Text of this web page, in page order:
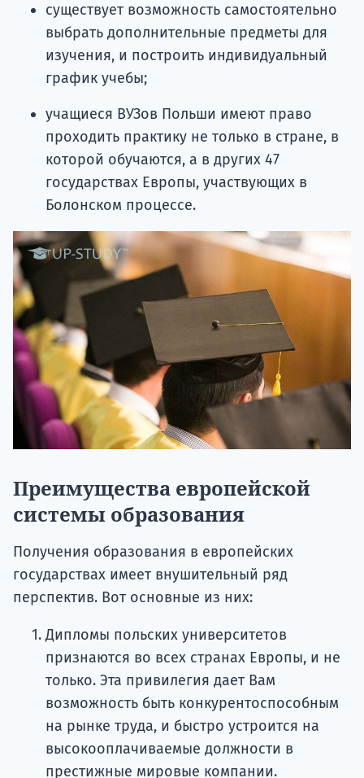
существует возможность самостоятельно
выбрать дополнительные предметы для
изучения, и построить индивидуальный
график учебы;
учащиеся ВУЗов Польши имеют право
проходить практику не только в стране, в
которой обучаются, а в других 47
государствах Европы, участвующих в
Болонском процессе.
Преимущества европейской
системы образования
Получения образования в европейских
государствах имеет внушительный ряд
перспектив. Вот основные из них:
Дипломы польских университетов
признаются во всех странах Европы, и не
только. Эта привилегия дает Вам
возможность быть конкурентоспособным
на рынке труда, и быстро устроится на
высокооплачиваемые должности в
престижные мировые компании.